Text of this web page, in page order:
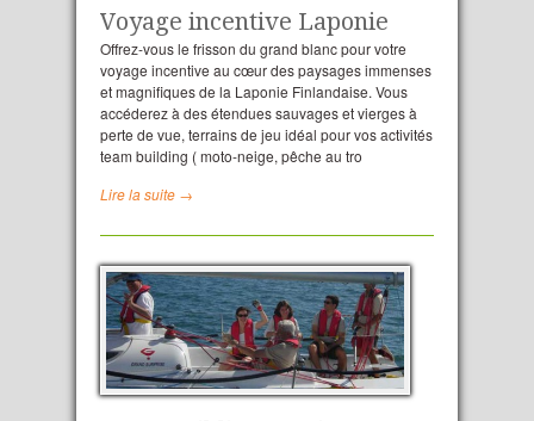
Voyage incentive Laponie
Offrez-vous le frisson du grand blanc pour votre
voyage incentive au cœur des paysages immenses
et magnifiques de la Laponie Finlandaise. Vous
accéderez à des étendues sauvages et vierges à
perte de vue, terrains de jeu idéal pour vos activités
team building ( moto-neige, pêche au tro
Lire la suite →